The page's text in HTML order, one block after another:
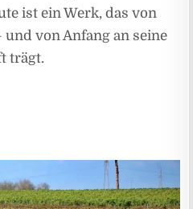
ist ein Werk, das von
von Anfang an seine
trägt.